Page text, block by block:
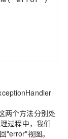
两个方法分别处
过程中，我们
"error"视图。